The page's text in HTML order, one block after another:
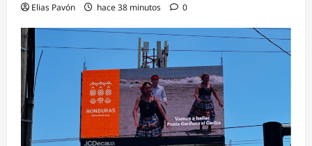
Elias Pavón hace 38 minutos 0